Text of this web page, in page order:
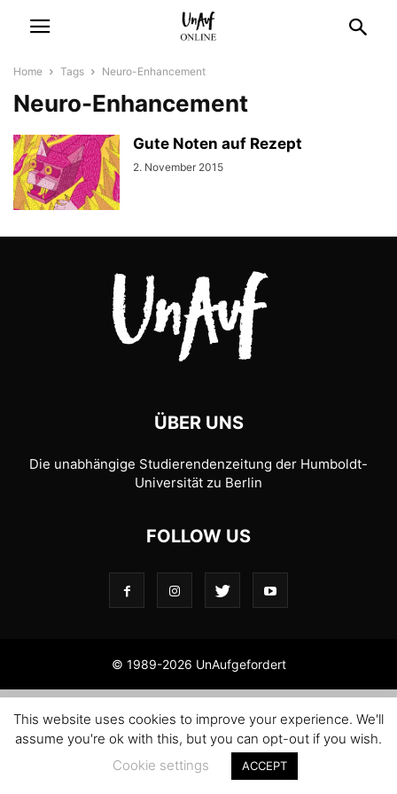
Home Tags Neuro-Enhancement
Neuro-Enhancement
Gute Noten auf Rezept
2. November 2015
ÜBER UNS
Die unabhängige Studierendenzeitung der Humboldt-
Universität zu Berlin
FOLLOW US
© 1989-2026 UnAufgefordert
This website uses cookies to improve your experience. We'll
assume you're ok with this, but you can opt-out if you wish.
Cookie settings
ACCEPT